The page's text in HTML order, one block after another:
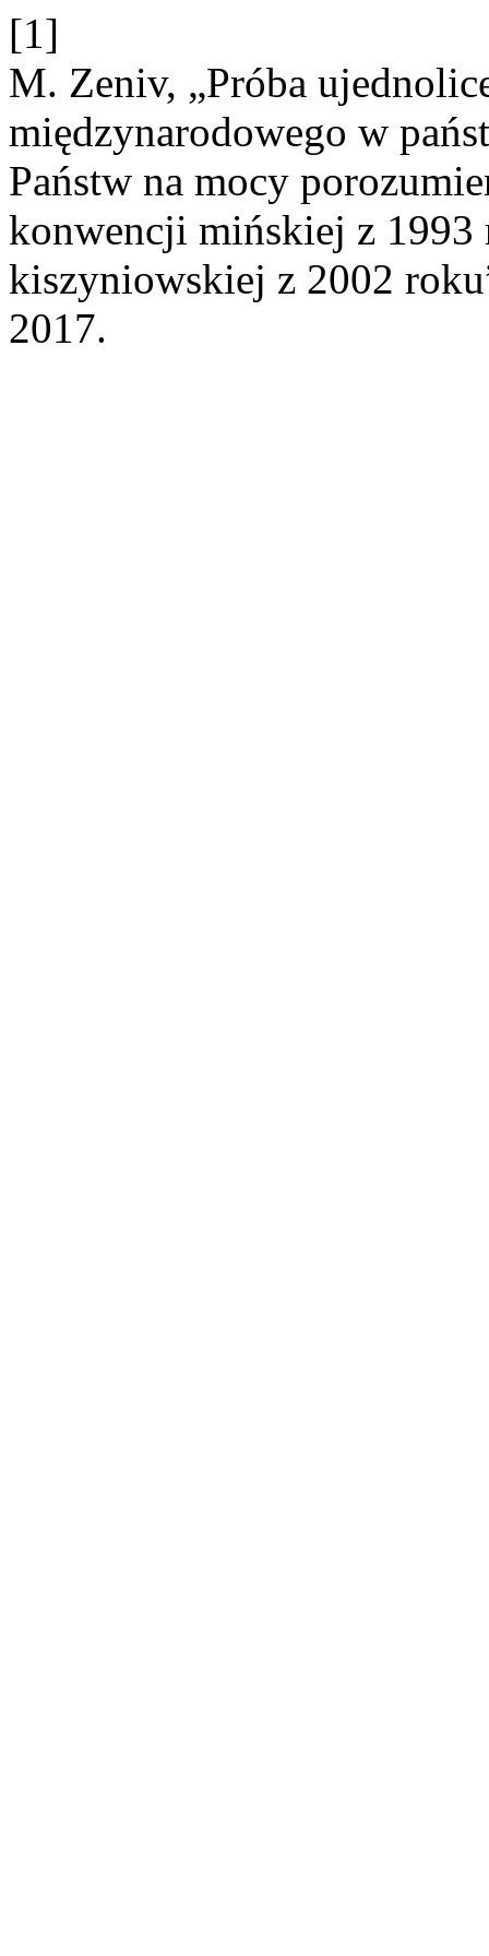
[1]
M. Zeniv, „Próba
międzynarodowego w
Państw na mocy
konwencji mińskiej z
kiszyniowskiej z 2002
2017.